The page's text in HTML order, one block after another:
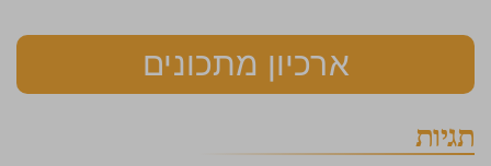
ארכיון מתכונים
תגיות